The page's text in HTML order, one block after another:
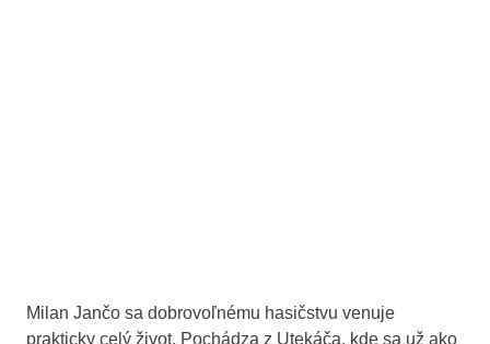
Milan Jančo sa dobrovoľnému hasičstvu venuje
prakticky celý život. Pochádza z Utekáča, kde sa už ako